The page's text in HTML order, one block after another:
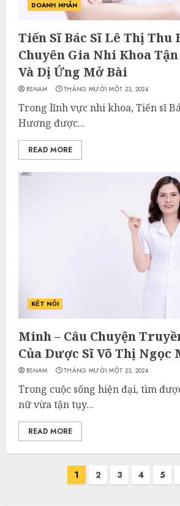
DOANH NHÂN
Tiến Sĩ Bác Sĩ Lê Thị Thu
Chuyên Gia Nhi Khoa
Và Dị Ứng Mở Bài
BSNAM THÁNG MƯỜI MỘT 23, 2024
Trong lĩnh vực nhi khoa, Tiến sĩ
Hương được...
READ MORE
KẾT NỐI
Minh – Câu Chuyện
Của Dược Sĩ Võ Thị Ngọc
BSNAM THÁNG MƯỜI MỘT 23, 2024
Trong cuộc sống hiện đại, tìm
nữ vừa tận tụy...
READ MORE
1 2 3 4 5